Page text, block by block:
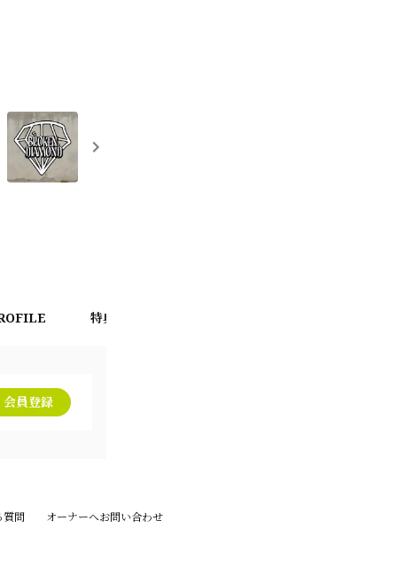
特典会レギュレーション
会員登録
質問 オーナーへお問い合わせ